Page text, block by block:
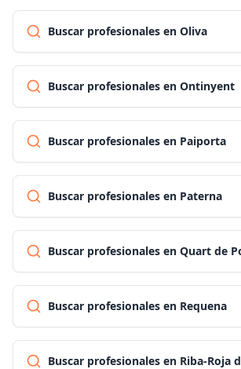
Buscar profesionales en Oliva
Buscar profesionales en Ontinyent
Buscar profesionales en Paiporta
Buscar profesionales en Paterna
Buscar profesionales en Quart de
Buscar profesionales en Requena
Buscar profesionales en Riba-Roja